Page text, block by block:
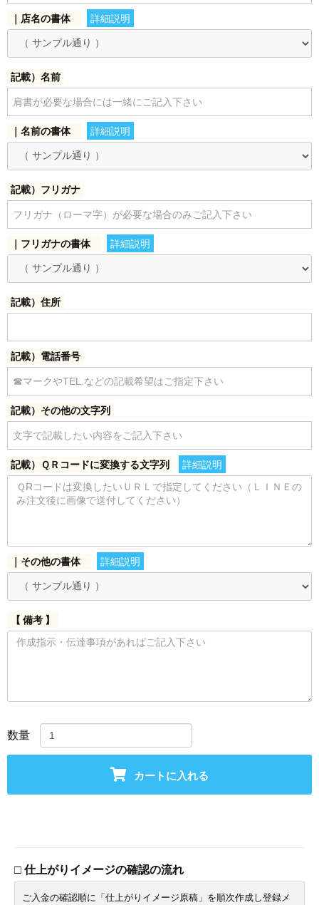
｜店名の書体 詳細説明
記載）名前
｜名前の書体 詳細説明
記載）フリガナ
｜フリガナの書体 詳細説明
記載）住所
記載）電話番号
記載）その他の文字列
記載）ＱＲコードに変換する文字列 詳細説明
｜その他の書体 詳細説明
【 備考 】
数量
カートに入れる
お買い物を続ける
□ 仕上がりイメージの確認の流れ
ご入金の確認順に「仕上がりイメージ原稿」を順次作成し登録メ